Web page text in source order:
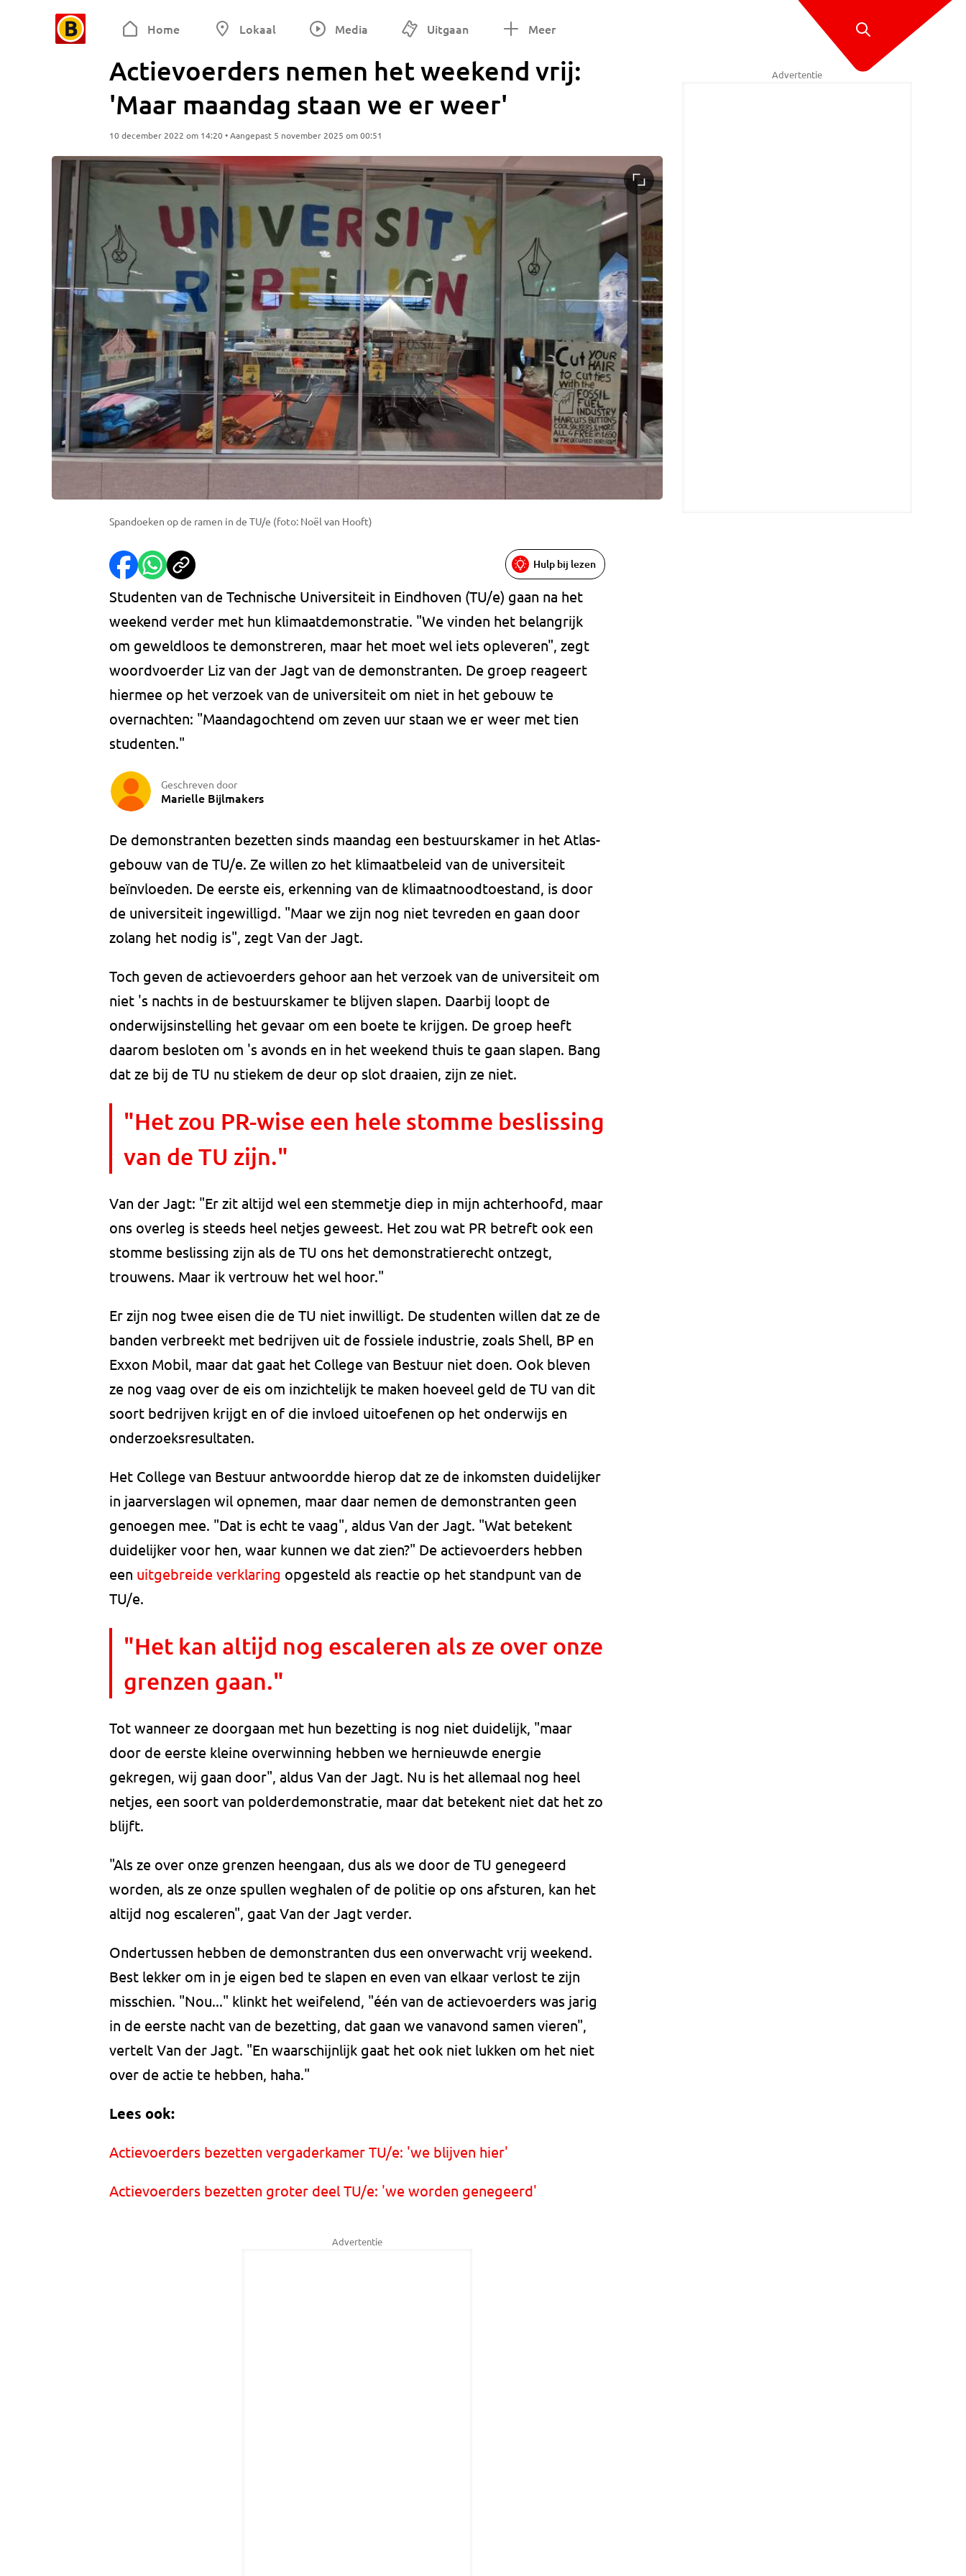
Home Lokaal Media Uitgaan Meer
Actievoerders nemen het weekend vrij:
'Maar maandag staan we er weer'
10 december 2022 om 14:20 • Aangepast 5 november 2025 om 00:51
Spandoeken op de ramen in de TU/e (foto: Noël van Hooft)
Hulp bij lezen
Studenten van de Technische Universiteit in Eindhoven (TU/e) gaan na het
weekend verder met hun klimaatdemonstratie. "We vinden het belangrijk
om geweldloos te demonstreren, maar het moet wel iets opleveren", zegt
woordvoerder Liz van der Jagt van de demonstranten. De groep reageert
hiermee op het verzoek van de universiteit om niet in het gebouw te
overnachten: "Maandagochtend om zeven uur staan we er weer met tien
studenten."
Geschreven door
Marielle Bijlmakers
De demonstranten bezetten sinds maandag een bestuurskamer in het Atlas-
gebouw van de TU/e. Ze willen zo het klimaatbeleid van de universiteit
beïnvloeden. De eerste eis, erkenning van de klimaatnoodtoestand, is door
de universiteit ingewilligd. "Maar we zijn nog niet tevreden en gaan door
zolang het nodig is", zegt Van der Jagt.
Toch geven de actievoerders gehoor aan het verzoek van de universiteit om
niet 's nachts in de bestuurskamer te blijven slapen. Daarbij loopt de
onderwijsinstelling het gevaar om een boete te krijgen. De groep heeft
daarom besloten om 's avonds en in het weekend thuis te gaan slapen. Bang
dat ze bij de TU nu stiekem de deur op slot draaien, zijn ze niet.
"Het zou PR-wise een hele stomme beslissing
van de TU zijn."
Van der Jagt: "Er zit altijd wel een stemmetje diep in mijn achterhoofd, maar
ons overleg is steeds heel netjes geweest. Het zou wat PR betreft ook een
stomme beslissing zijn als de TU ons het demonstratierecht ontzegt,
trouwens. Maar ik vertrouw het wel hoor."
Er zijn nog twee eisen die de TU niet inwilligt. De studenten willen dat ze de
banden verbreekt met bedrijven uit de fossiele industrie, zoals Shell, BP en
Exxon Mobil, maar dat gaat het College van Bestuur niet doen. Ook bleven
ze nog vaag over de eis om inzichtelijk te maken hoeveel geld de TU van dit
soort bedrijven krijgt en of die invloed uitoefenen op het onderwijs en
onderzoeksresultaten.
Het College van Bestuur antwoordde hierop dat ze de inkomsten duidelijker
in jaarverslagen wil opnemen, maar daar nemen de demonstranten geen
genoegen mee. "Dat is echt te vaag", aldus Van der Jagt. "Wat betekent
duidelijker voor hen, waar kunnen we dat zien?" De actievoerders hebben
een uitgebreide verklaring opgesteld als reactie op het standpunt van de
TU/e.
"Het kan altijd nog escaleren als ze over onze
grenzen gaan."
Tot wanneer ze doorgaan met hun bezetting is nog niet duidelijk, "maar
door de eerste kleine overwinning hebben we hernieuwde energie
gekregen, wij gaan door", aldus Van der Jagt. Nu is het allemaal nog heel
netjes, een soort van polderdemonstratie, maar dat betekent niet dat het zo
blijft.
"Als ze over onze grenzen heengaan, dus als we door de TU genegeerd
worden, als ze onze spullen weghalen of de politie op ons afsturen, kan het
altijd nog escaleren", gaat Van der Jagt verder.
Ondertussen hebben de demonstranten dus een onverwacht vrij weekend.
Best lekker om in je eigen bed te slapen en even van elkaar verlost te zijn
misschien. "Nou..." klinkt het weifelend, "één van de actievoerders was jarig
in de eerste nacht van de bezetting, dat gaan we vanavond samen vieren",
vertelt Van der Jagt. "En waarschijnlijk gaat het ook niet lukken om het niet
over de actie te hebben, haha."
Lees ook:
Actievoerders bezetten vergaderkamer TU/e: 'we blijven hier'
Actievoerders bezetten groter deel TU/e: 'we worden genegeerd'
Advertentie
Advertentie